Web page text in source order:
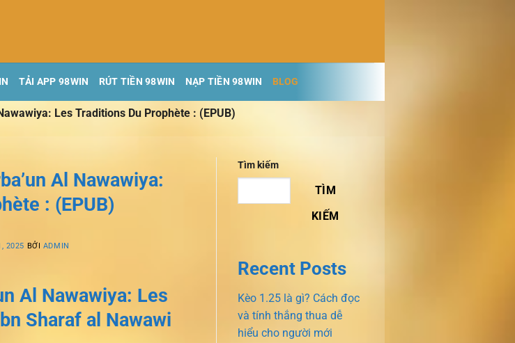
TẢI APP 98WIN RÚT TIỀN 98WIN NẠP TIỀN 98WIN BLOG
Les Traditions Du Prophète : (EPUB)
Al Nawawiya:
: (EPUB)
2025 BỞI ADMIN
Al Nawawiya: Les
Sharaf al Nawawi
Tìm kiếm
TÌM
KIẾM
Recent Posts
Kèo 1.25 là gì? Cách đọc
và tính thắng thua dễ
hiểu cho người mới